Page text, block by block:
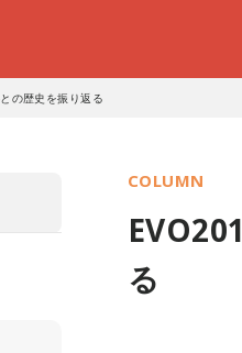
の歴史を振り返る
COLUMN
る